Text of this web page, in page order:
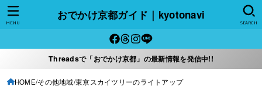
おでかけ京都ガイド｜kyotonavi
SEARCH
MENU
Threadsで「おでかけ京都」の最新情報を発信中!!
HOME その他地域 東京スカイツリーのライトアップ